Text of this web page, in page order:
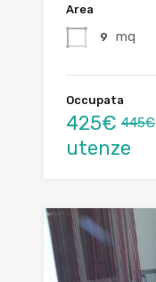
Area
9 mq
Occupata
425€ 445€
utenze